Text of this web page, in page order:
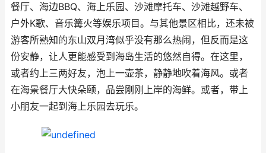
餐厅、海边BBQ、海上乐园、沙滩摩托车、沙滩越野车、
户外K歌、音乐篝火等娱乐项目。与其他景区相比，还未被
游客所熟知的东山双月湾似乎没有那么热闹，但反而是这
份安静，让人更能感受到海岛生活的悠然自得。在这里，
或者约上三两好友，泡上一壶茶，静静地吹着海风。或者
在海景餐厅大快朵颐，品尝刚刚上岸的海鲜。或者，带上
小朋友一起到海上乐园去玩乐。